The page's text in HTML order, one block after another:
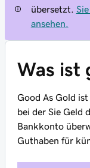
übersetzt.
ansehen.
Was ist
Good As Gold
bei der Sie Geld
Bankkonto
Guthaben für